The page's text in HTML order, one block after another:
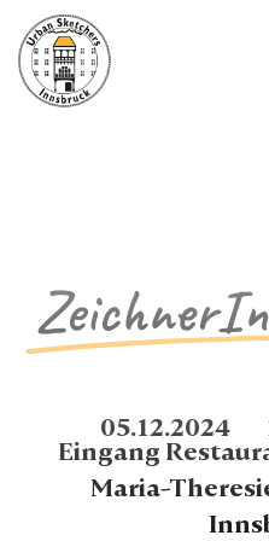
05.12.2024
Eingang
Maria-